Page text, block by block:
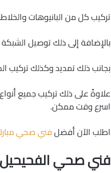
تركيب كل من البانيوهات
بالإضافة إلى ذلك توصيل الشبكة
بجانب ذلك تمديد وكذلك تركيب
علاوةً على ذلك تركيب جميع
اسرع وقت ممكن.
اطلب الآن أفضلفني صحي
فني صحي الفحيحيل